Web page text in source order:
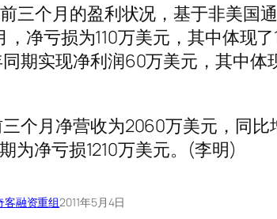
三个月的盈利状况，基于非美国
，净亏损为110万美元，其中体现
期实现净利润60万美元，其中体
个月净营收为2060万美元，同比
为净亏损1210万美元。(李明)
客融资重组2011年5月4日